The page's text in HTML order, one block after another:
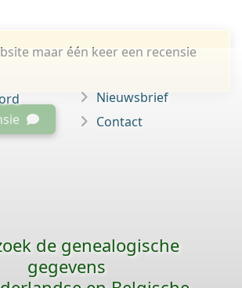
maar één keer een recensie
Nieuwsbrief
Contact
de genealogische
gegevens